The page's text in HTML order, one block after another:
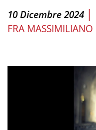
10 Dicembre 2024 |
FRA MASSIMILIANO